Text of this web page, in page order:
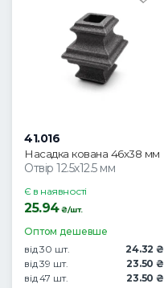
41.016
Насадка кована 46х38 мм
Отвір 12.5х12.5 мм
Є в наявності
25.94₴/шт.
Оптом дешевше
від 30 шт.
24.32 ₴
від 39 шт.
23.50 ₴
від 47 шт.
23.50 ₴